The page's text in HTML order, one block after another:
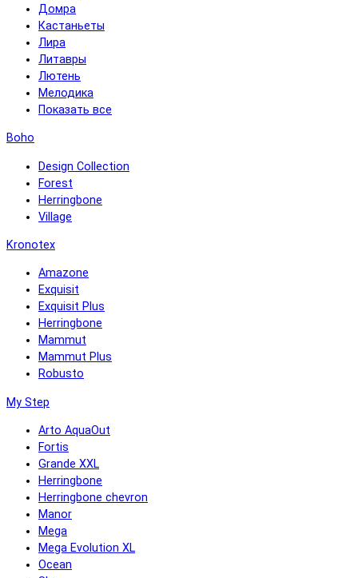
Домра
Кастаньеты
Лира
Литавры
Лютень
Мелодика
Показать все
Boho
Design Collection
Forest
Herringbone
Village
Kronotex
Amazone
Exquisit
Exquisit Plus
Herringbone
Mammut
Mammut Plus
Robusto
My Step
Arto AquaOut
Fortis
Grande XXL
Herringbone
Herringbone chevron
Manor
Mega
Mega Evolution XL
Ocean